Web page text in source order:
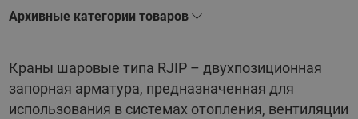
Архивные категории товаров
Краны шаровые типа RJIP – двухпозиционная
запорная арматура, предназначенная для
использования в системах отопления, вентиляции